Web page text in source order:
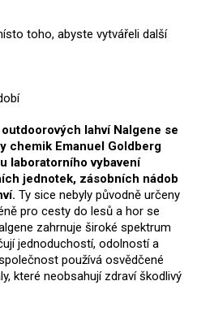
toho, abyste vytvářeli další
lahví Nalgene se
chemik Emanuel Goldberg
laboratorního vybavení
jednotek, zásobních nádob
Ty sice nebyly původně určeny
pro cesty do lesů a hor se
zahrnuje široké spektrum
jednoduchostí, odolností a
používá osvědčené
které neobsahují zdraví škodlivý